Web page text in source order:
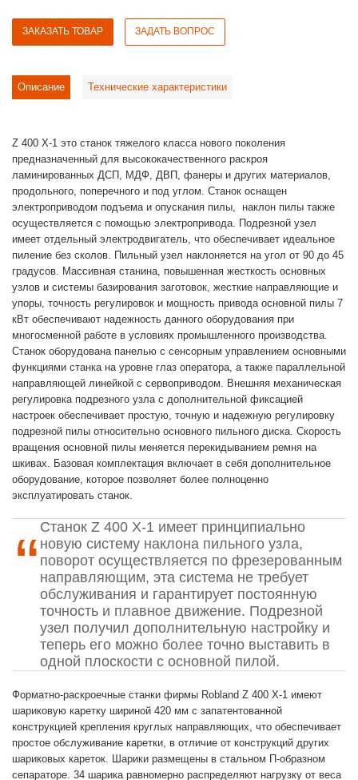
ЗАКАЗАТЬ ТОВАР ЗАДАТЬ ВОПРОС
Описание Технические характеристики
Z 400 X-1 это станок тяжелого класса нового поколения
предназначенный для высококачественного раскроя
ламинированных ДСП, МДФ, ДВП, фанеры и других материалов,
продольного, поперечного и под углом. Станок оснащен
электроприводом подъема и опускания пилы, наклон пилы также
осуществляется с помощью электропривода. Подрезной узел
имеет отдельный электродвигатель, что обеспечивает идеальное
пиление без сколов. Пильный узел наклоняется на угол от 90 до 45
градусов. Массивная станина, повышенная жесткость основных
узлов и системы базирования заготовок, жесткие направляющие и
упоры, точность регулировок и мощность привода основной пилы 7
кВт обеспечивают надежность данного оборудования при
многосменной работе в условиях промышленного производства.
Станок оборудована панелью с сенсорным управлением основными
функциями станка на уровне глаз оператора, а также параллельной
направляющей линейкой с сервоприводом. Внешняя механическая
регулировка подрезного узла с дополнительной фиксацией
настроек обеспечивает простую, точную и надежную регулировку
подрезной пилы относительно основного пильного диска. Скорость
вращения основной пилы меняется перекидыванием ремня на
шкивах. Базовая комплектация включает в себя дополнительное
оборудование, которое позволяет более полноценно
эксплуатировать станок.
Станок Z 400 X-1 имеет принципиально
новую систему наклона пильного узла,
поворот осуществляется по фрезерованным
направляющим, эта система не требует
обслуживания и гарантирует постоянную
точность и плавное движение. Подрезной
узел получил дополнительную настройку и
теперь его можно более точно выставить в
одной плоскости с основной пилой.
Форматно-раскроечные станки фирмы Robland Z 400 X-1 имеют
шариковую каретку шириной 420 мм с запатентованной
конструкцией крепления круглых направляющих, что обеспечивает
простое обслуживание каретки, в отличие от конструкций других
шариковых кареток. Шарики размещены в стальном П-образном
сепараторе. 34 шарика равномерно распределяют нагрузку от веса